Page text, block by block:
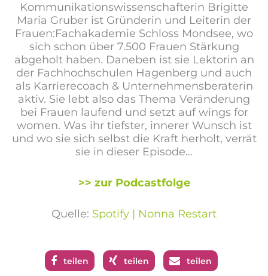
Kommunikationswissenschafterin Brigitte
Maria Gruber ist Gründerin und Leiterin der
Frauen:Fachakademie Schloss Mondsee, wo
sich schon über 7.500 Frauen Stärkung
abgeholt haben. Daneben ist sie Lektorin an
der Fachhochschulen Hagenberg und auch
als Karrierecoach & Unternehmensberaterin
aktiv. Sie lebt also das Thema Veränderung
bei Frauen laufend und setzt auf wings for
women. Was ihr tiefster, innerer Wunsch ist
und wo sie sich selbst die Kraft herholt, verrät
sie in dieser Episode…
>> zur Podcastfolge
Quelle: Spotify | Nonna Restart
teilen teilen teilen